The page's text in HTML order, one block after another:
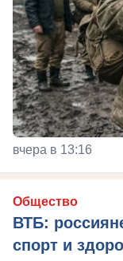
вчера в 13:16
Общество
ВТБ:
спорт и